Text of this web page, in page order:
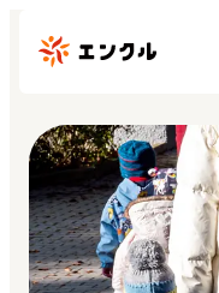
保育園・幼稚園を探す
地図から探す